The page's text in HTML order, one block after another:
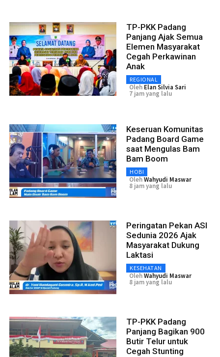
TP-PKK Padang
Panjang Ajak Semua
Elemen Masyarakat
Cegah Perkawinan
Anak
REGIONAL
Oleh Elan Silvia Sari
7 jam yang lalu
Keseruan Komunitas
Padang Board Game
saat Mengulas Bam
Bam Boom
HOBI
OlehWahyudi Maswar
8 jam yang lalu
Peringatan Pekan ASI
Sedunia 2026 Ajak
Masyarakat Dukung
Laktasi
KESEHATAN
OlehWahyudi Maswar
8 jam yang lalu
TP-PKK Padang
Panjang Bagikan 900
Butir Telur untuk
Cegah Stunting